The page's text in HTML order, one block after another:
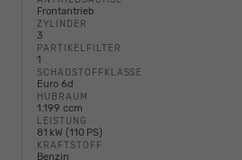
Frontantrieb
ZYLINDER
3
PARTIKELFILTER
1
SCHADSTOFFKLASSE
Euro 6d
HUBRAUM
1.199 ccm
LEISTUNG
81 kW (110 PS)
KRAFTSTOFF
Benzin